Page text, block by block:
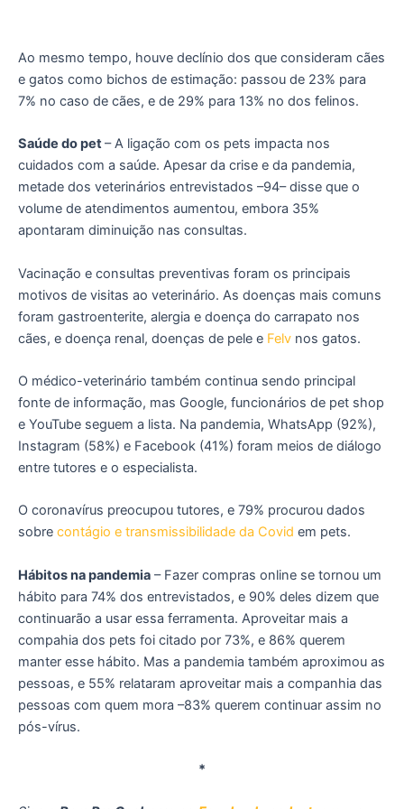
Ao mesmo tempo, houve declínio dos que consideram cães
e gatos como bichos de estimação: passou de 23% para
7% no caso de cães, e de 29% para 13% no dos felinos.
Saúde do pet– A ligação com os pets impacta nos
cuidados com a saúde. Apesar da crise e da pandemia,
metade dos veterinários entrevistados –94– disse que o
volume de atendimentos aumentou, embora 35%
apontaram diminuição nas consultas.
Vacinação e consultas preventivas foram os principais
motivos de visitas ao veterinário. As doenças mais comuns
foram gastroenterite, alergia e doença do carrapato nos
cães, e doença renal, doenças de pele e Felv nos gatos.
O médico-veterinário também continua sendo principal
fonte de informação, mas Google, funcionários de pet shop
e YouTube seguem a lista. Na pandemia, WhatsApp (92%),
Instagram (58%) e Facebook (41%) foram meios de diálogo
entre tutores e o especialista.
O coronavírus preocupou tutores, e 79% procurou dados
sobre contágio e transmissibilidade da Covid em pets.
Hábitos na pandemia – Fazer compras online se tornou um
hábito para 74% dos entrevistados, e 90% deles dizem que
continuarão a usar essa ferramenta. Aproveitar mais a
compahia dos pets foi citado por 73%, e 86% querem
manter esse hábito. Mas a pandemia também aproximou as
pessoas, e 55% relataram aproveitar mais a companhia das
pessoas com quem mora –83% querem continuar assim no
pós-vírus.
*